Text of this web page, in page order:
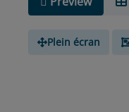
Plein écran